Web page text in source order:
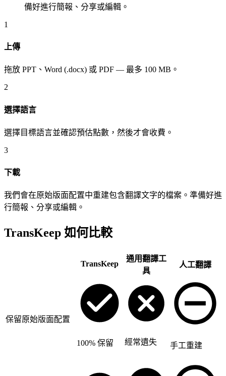
備好進行簡報、分享或編輯。
1
上傳
拖放 PPT、Word (.docx) 或 PDF — 最多 100 MB。
2
選擇語言
選擇目標語言並確認預估點數，然後才會收費。
3
下載
我們會在原始版面配置中重建包含翻譯文字的檔案。準備好進
行簡報、分享或編輯。
TransKeep 如何比較
TransKeep
通用翻譯工
具
人工翻譯
保留原始版面配置
100% 保留 經常遺失 手工重建